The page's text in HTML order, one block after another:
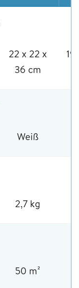
22 x 22 x
36 cm
Weiß
2,7 kg
50 m²